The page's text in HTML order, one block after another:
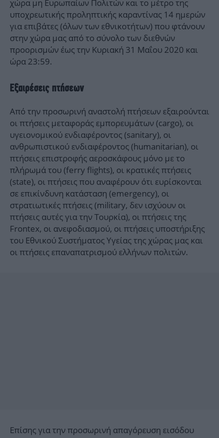
χώρα μη Ευρωπαίων Πολιτών και το μέτρο της
υποχρεωτικής προληπτικής καραντίνας 14 ημερών
για επιβάτες (όλων των εθνικοτήτων) που φτάνουν
στην χώρα μας από το σύνολο των διεθνών
προορισμών έως την Κυριακή 31 Μαΐου 2020 και
ώρα 23:59.
Εξαιρέσεις πτήσεων
Από την προσωρινή αναστολή πτήσεων εξαιρούνται
οι πτήσεις μεταφοράς εμπορευμάτων (cargo), οι
υγειονομικού ενδιαφέροντος (sanitary), οι
ανθρωπιστικού ενδιαφέροντος (humanitarian), οι
πτήσεις επιστροφής αεροσκάφους μόνο με το
πλήρωμά του (ferry flights), οι κρατικές πτήσεις
(state), οι πτήσεις που αναφέρουν ότι ευρίσκονται
σε επικίνδυνη κατάσταση (emergency), οι
στρατιωτικές πτήσεις (military, δεν ισχύουν οι
πτήσεις αυτές για την Τουρκία), οι πτήσεις της
Frontex, οι ανεφοδιασμού, οι πτήσεις υποστήριξης
του Εθνικού Συστήματος Υγείας της χώρας μας και
οι πτήσεις επαναπατρισμού ελλήνων πολιτών.
Επίσης για την προσωρινή απαγόρευση εισόδου